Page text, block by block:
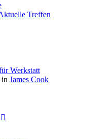
Treffen
Werkstatt
in James Cook